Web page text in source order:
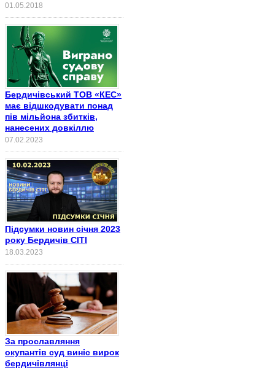
01.05.2018
Бердичівський ТОВ «КЕС»
має відшкодувати понад
пів мільйона збитків,
нанесених довкіллю
07.02.2023
Підсумки новин січня 2023
року Бердичів СІТІ
18.03.2023
За прославляння
окупантів суд виніс вирок
бердичівлянці